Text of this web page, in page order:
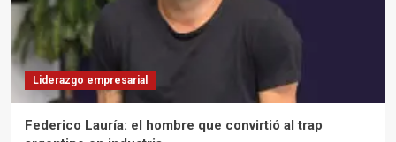
Liderazgo empresarial
Federico Lauría: el hombre que convirtió al trap